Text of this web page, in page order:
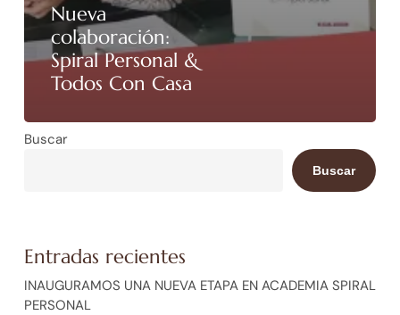
Nueva
colaboración:
Spiral Personal &
Todos Con Casa
Buscar
Buscar
Entradas recientes
INAUGURAMOS UNA NUEVA ETAPA EN ACADEMIA SPIRAL
PERSONAL